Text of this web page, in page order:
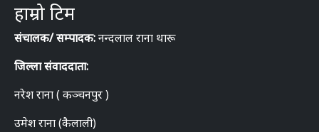
हाम्रो टिम
संचालक/ सम्पादक:नन्दलाल राना थारू
जिल्ला संवाददाता:
नरेश राना ( कञ्चनपुर )
उमेश राना (कैलाली)